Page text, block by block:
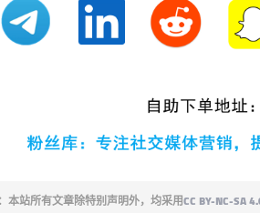
本站所有文章除特别声明外，均采用CC BY-NC-SA